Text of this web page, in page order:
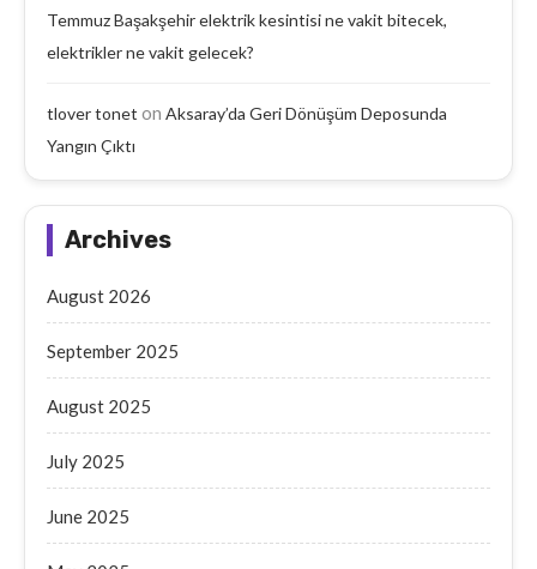
Temmuz Başakşehir elektrik kesintisi ne vakit bitecek,
elektrikler ne vakit gelecek?
tlover tonet on Aksaray’da Geri Dönüşüm Deposunda
Yangın Çıktı
Archives
August 2026
September 2025
August 2025
July 2025
June 2025